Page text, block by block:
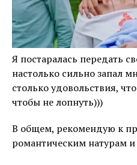
Я постаралась передать
настолько сильно запал
столько удовольствия,
чтобы не лопнуть)))
В общем, рекомендую к
романтическим натурам